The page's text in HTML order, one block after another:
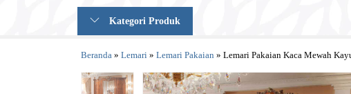
Kategori Produk
Beranda » Lemari » Lemari Pakaian » Lemari Pakaian Kaca Mewah